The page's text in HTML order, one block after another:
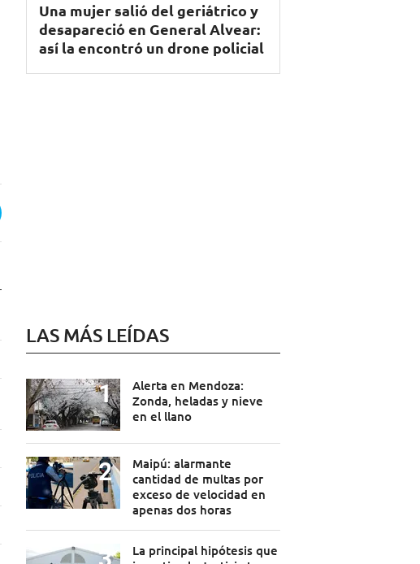
Una mujer salió del geriátrico y
desapareció en General Alvear:
así la encontró un drone policial
LAS MÁS LEÍDAS
Alerta en Mendoza:
Zonda, heladas y nieve
en el llano
Maipú: alarmante
cantidad de multas por
exceso de velocidad en
apenas dos horas
La principal hipótesis que